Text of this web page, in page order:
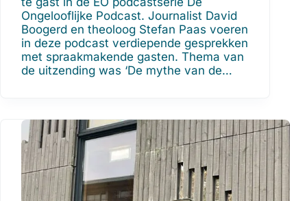
Ongelooflijke Podcast. Journalist David
Boogerd en theoloog Stefan Paas voeren
in deze podcast verdiepende gesprekken
met spraakmakende gasten. Thema van
de uitzending was ‘De mythe van de…